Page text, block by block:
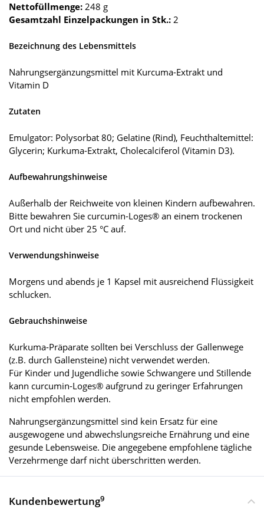
Nettofüllmenge: 248 g
Gesamtzahl Einzelpackungen in Stk.: 2
Bezeichnung des Lebensmittels
Nahrungsergänzungsmittel mit Kurcuma-Extrakt und
Vitamin D
Zutaten
Emulgator: Polysorbat 80; Gelatine (Rind), Feuchthaltemittel:
Glycerin; Kurkuma-Extrakt, Cholecalciferol (Vitamin D3).
Aufbewahrungshinweise
Außerhalb der Reichweite von kleinen Kindern aufbewahren.
Bitte bewahren Sie curcumin-Loges® an einem trockenen
Ort und nicht über 25 °C auf.
Verwendungshinweise
Morgens und abends je 1 Kapsel mit ausreichend Flüssigkeit
schlucken.
Gebrauchshinweise
Kurkuma-Präparate sollten bei Verschluss der Gallenwege
(z.B. durch Gallensteine) nicht verwendet werden.
Für Kinder und Jugendliche sowie Schwangere und Stillende
kann curcumin-Loges® aufgrund zu geringer Erfahrungen
nicht empfohlen werden.
Nahrungsergänzungsmittel sind kein Ersatz für eine
ausgewogene und abwechslungsreiche Ernährung und eine
gesunde Lebensweise. Die angegebene empfohlene tägliche
Verzehrmenge darf nicht überschritten werden.
Kundenbewertung9